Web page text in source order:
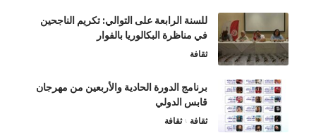
للسنة الرابعة على التوالي: تكريم الناجحين
في مناظرة البكالوريا بالفوار
ثقافة
برنامج الدورة الحادية والأربعين من مهرجان
قابس الدولي
ثقافة ثقافة